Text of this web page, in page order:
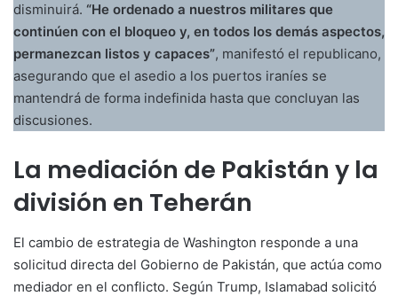
disminuirá. “He ordenado a nuestros militares que
continúen con el bloqueo y, en todos los demás aspectos,
permanezcan listos y capaces”, manifestó el republicano,
asegurando que el asedio a los puertos iraníes se
mantendrá de forma indefinida hasta que concluyan las
discusiones.
La mediación de Pakistán y la
división en Teherán
El cambio de estrategia de Washington responde a una
solicitud directa del Gobierno de Pakistán, que actúa como
mediador en el conflicto. Según Trump, Islamabad solicitó